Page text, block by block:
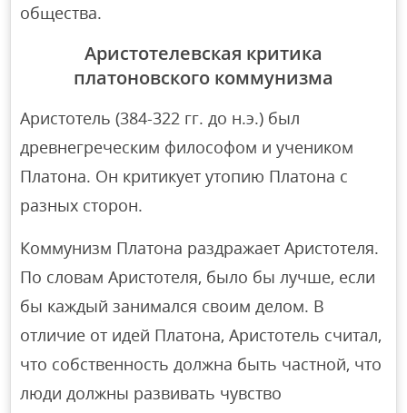
общества.
Аристотелевская критика
платоновского коммунизма
Аристотель (384-322 гг. до н.э.) был
древнегреческим философом и учеником
Платона. Он критикует утопию Платона с
разных сторон.
Коммунизм Платона раздражает Аристотеля.
По словам Аристотеля, было бы лучше, если
бы каждый занимался своим делом. В
отличие от идей Платона, Аристотель считал,
что собственность должна быть частной, что
люди должны развивать чувство